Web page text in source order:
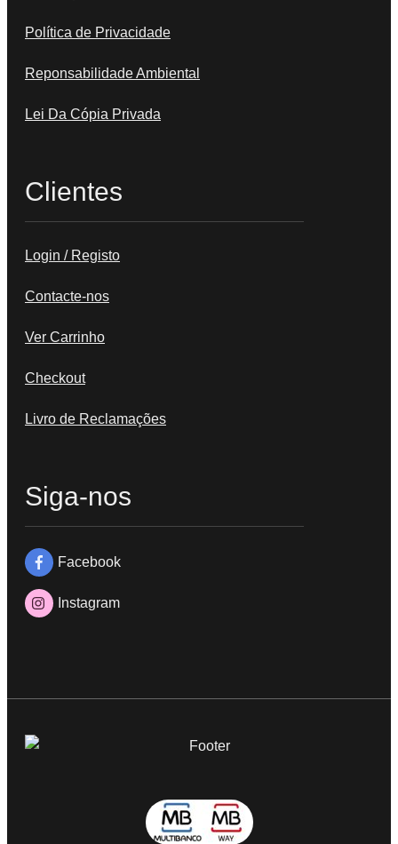
Política de Privacidade
Reponsabilidade Ambiental
Lei Da Cópia Privada
Clientes
Login / Registo
Contacte-nos
Ver Carrinho
Checkout
Livro de Reclamações
Siga-nos
Facebook
Instagram